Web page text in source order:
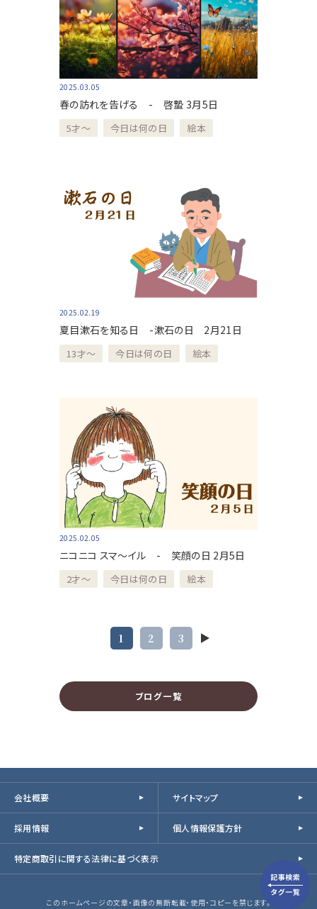
2025.03.05
春の訪れを告げる - 啓蟄 3月5日
5才～ 今日は何の日 絵本
2025.02.19
夏目漱石を知る日 -漱石の日 2月21日
13才〜 今日は何の日 絵本
2025.02.05
ニコニコ スマ～イル - 笑顔の日 2月5日
2才～ 今日は何の日 絵本
1 2 3
ブログ一覧
会社概要 サイトマップ
採用情報 個人情報保護方針
特定商取引に関する法律に基づく表示
このホームページの文章・画像の無断転載・使用・コピーを禁じます。